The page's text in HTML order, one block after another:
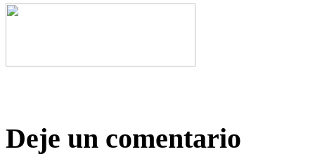
Deje un comentario